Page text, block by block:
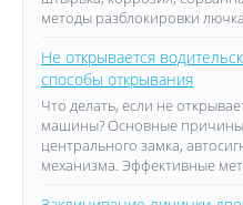
методы разблокировки
Не открывается
способы открывания
Что делать, если не
машины? Основные причины
центрального замка,
механизма. Эффективные